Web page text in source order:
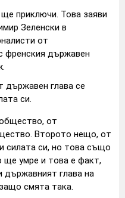
приключи. Това заяви
Зеленски в
от
френския държавен
държавен глава се
си.
от
Второто нещо, от
силата си, но това също
ще умре и това е факт,
глава на
смята така.